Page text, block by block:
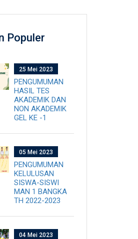
Populer
25 Mei 2023
PENGUMUMAN
HASIL TES
AKADEMIK DAN
NON AKADEMIK
GEL KE -1
05 Mei 2023
PENGUMUMAN
KELULUSAN
SISWA-SISWI
MAN 1 BANGKA
TH 2022-2023
04 Mei 2023